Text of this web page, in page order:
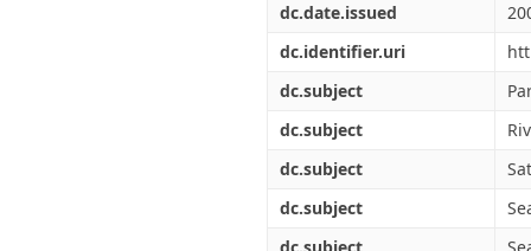
dc.date.issued
dc.identifier.uri
dc.subject
dc.subject
dc.subject
dc.subject